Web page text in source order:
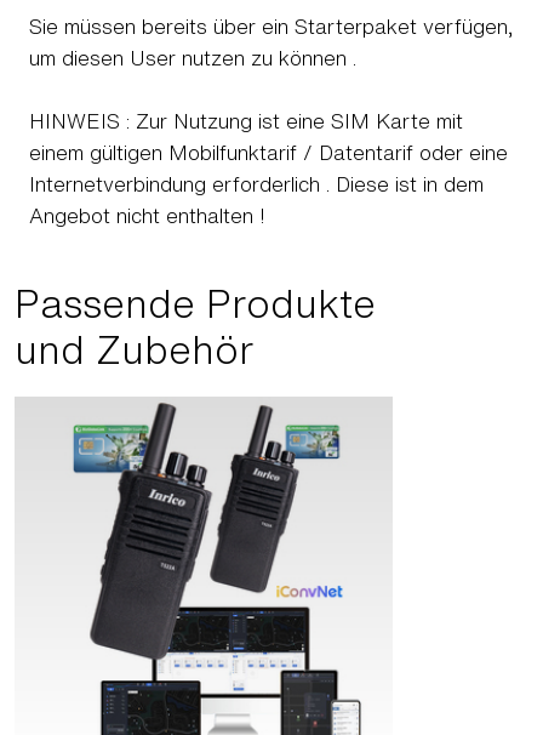
Sie müssen bereits über ein Starterpaket verfügen,
um diesen User nutzen zu können .
HINWEIS : Zur Nutzung ist eine SIM Karte mit
einem gültigen Mobilfunktarif / Datentarif oder eine
Internetverbindung erforderlich . Diese ist in dem
Angebot nicht enthalten !
Passende Produkte
und Zubehör